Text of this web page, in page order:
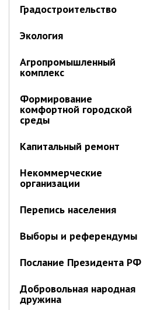
Объявления
ПОСЛЕДНИЕ МАТЕРИАЛЫ
Новости от primorsky.ru
Градостроительство
Экология
Агропромышленный
комплекс
Формирование
комфортной городской
среды
Капитальный ремонт
Некоммерческие
организации
Перепись населения
Выборы и референдумы
Послание Президента РФ
Добровольная народная
дружина